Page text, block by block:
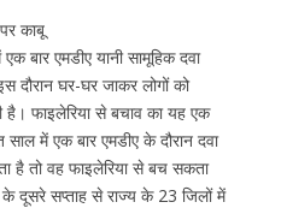
काबू
बार एमडीए यानी सामूहिक दवा
दौरान घर-घर जाकर लोगों को
है। फाइलेरिया से बचाव का यह एक
में एक बार एमडीए के दौरान दवा
है तो वह फाइलेरिया से बच सकता
दूसरे सप्ताह से राज्य के 23 जिलों में